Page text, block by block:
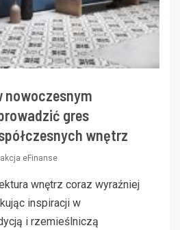
nowoczesnym
gres
wnętrz
eFinanse
wnętrz coraz wyraźniej
inspiracji w
i rzemieślniczą